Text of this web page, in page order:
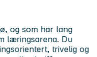
og som har lang
læringsarena. Du
trivelig og